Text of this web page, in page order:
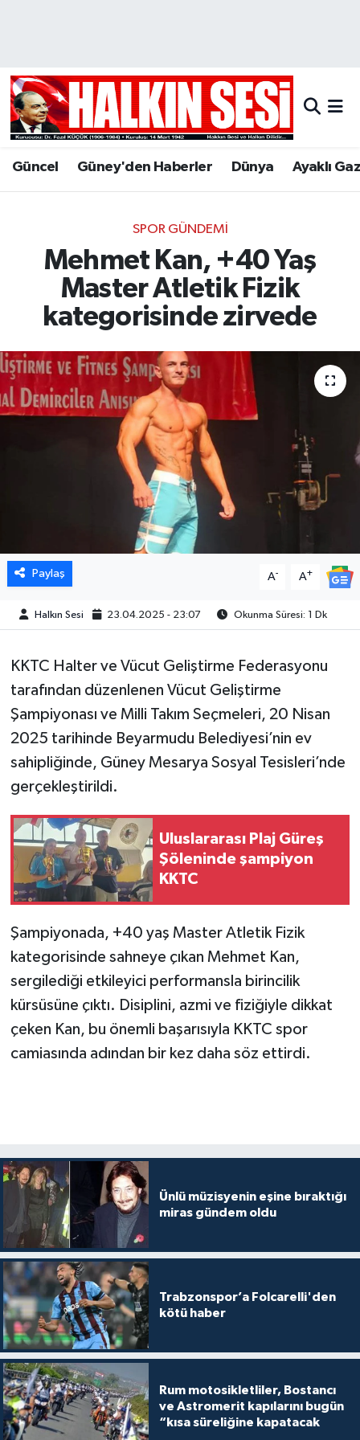
Güncel Güney'den Haberler Dünya Ayaklı
SPOR GÜNDEMI
Mehmet Kan, +40 Yaş
Master Atletik Fizik
kategorisinde zirvede
Paylaş A- A+
Halkın Sesi 23.04.2025 - 23:07 Okunma Süresi: 1 Dk
KKTC Halter ve Vücut Geliştirme Federasyonu
tarafından düzenlenen Vücut Geliştirme
Şampiyonası ve Milli Takım Seçmeleri, 20 Nisan
2025 tarihinde Beyarmudu Belediyesi’nin ev
sahipliğinde, Güney Mesarya Sosyal Tesisleri’nde
gerçekleştirildi.
Uluslararası Plaj Güreş
Şöleninde şampiyon
KKTC
Şampiyonada, +40 yaş Master Atletik Fizik
kategorisinde sahneye çıkan Mehmet Kan,
sergilediği etkileyici performansla birincilik
kürsüsüne çıktı. Disiplini, azmi ve fiziğiyle dikkat
çeken Kan, bu önemli başarısıyla KKTC spor
camiasında adından bir kez daha söz ettirdi.
Ünlü müzisyenin eşine bıraktığı
miras gündem oldu
Trabzonspor’a Folcarelli'den
kötü haber
Rum motosikletliler, Bostancı
ve Astromerit kapılarını bugün
“kısa süreliğine kapatacak
Hava Durumu
Trafik Durumu
Tüm Manşetler
Son Dakika Haberleri
Haber Arşivi